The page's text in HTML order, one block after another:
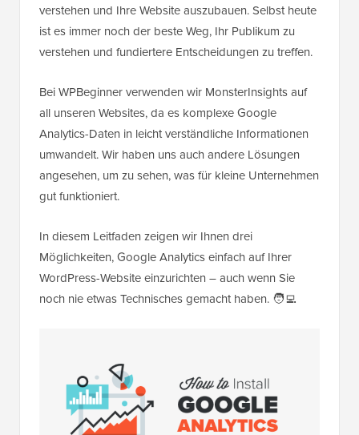
verstehen und Ihre Website auszubauen. Selbst heute
ist es immer noch der beste Weg, Ihr Publikum zu
verstehen und fundiertere Entscheidungen zu treffen.
Bei WPBeginner verwenden wir MonsterInsights auf
all unseren Websites, da es komplexe Google
Analytics-Daten in leicht verständliche Informationen
umwandelt. Wir haben uns auch andere Lösungen
angesehen, um zu sehen, was für kleine Unternehmen
gut funktioniert.
In diesem Leitfaden zeigen wir Ihnen drei
Möglichkeiten, Google Analytics einfach auf Ihrer
WordPress-Website einzurichten – auch wenn Sie
noch nie etwas Technisches gemacht haben. 🧑‍💻